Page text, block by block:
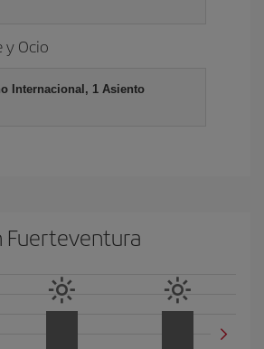
y Ocio
Internacional, 1 Asiento
Fuerteventura